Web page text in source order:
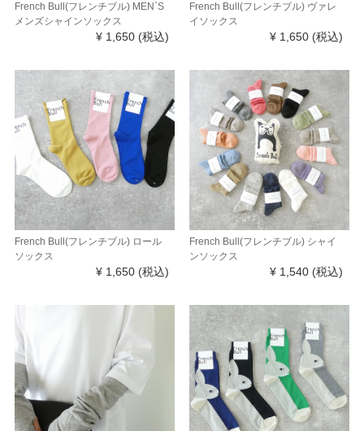
French Bull(フレンチブル) MEN`S
メンズシャインソックス
¥ 1,650 (税込)
French Bull(フレンチブル) ヴァレ
イソックス
¥ 1,650 (税込)
French Bull(フレンチブル) ロール
ソックス
¥ 1,650 (税込)
French Bull(フレンチブル) シャイ
ンソックス
¥ 1,540 (税込)